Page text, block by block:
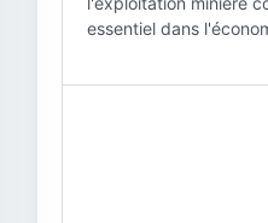
essentiel dans